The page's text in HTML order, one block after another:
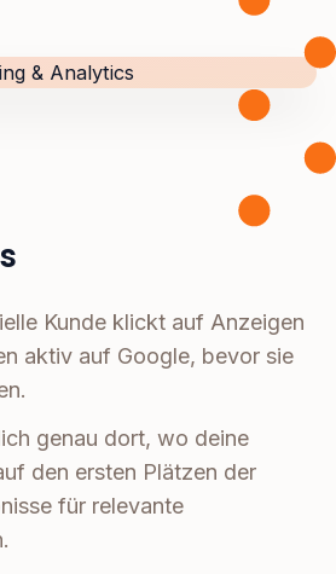
Kunde klickt auf Anzeigen
aktiv auf Google, bevor sie
genau dort, wo deine
den ersten Plätzen der
für relevante